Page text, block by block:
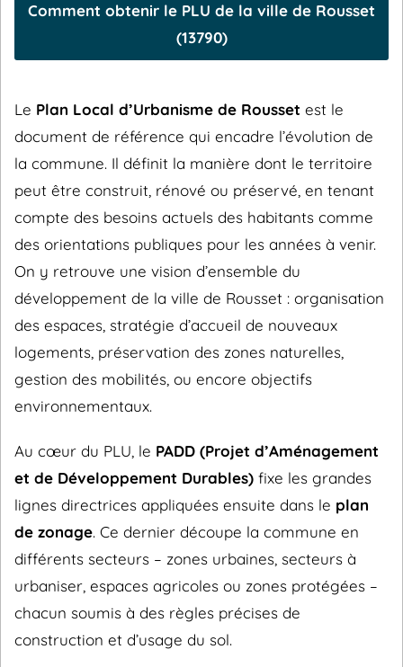
Comment obtenir le PLU de la ville de Rousset
(13790)
Le Plan Local d’Urbanisme de Rousset est le
document de référence qui encadre l’évolution de
la commune. Il définit la manière dont le territoire
peut être construit, rénové ou préservé, en tenant
compte des besoins actuels des habitants comme
des orientations publiques pour les années à venir.
On y retrouve une vision d’ensemble du
développement de la ville de Rousset : organisation
des espaces, stratégie d’accueil de nouveaux
logements, préservation des zones naturelles,
gestion des mobilités, ou encore objectifs
environnementaux.
Au cœur du PLU, le PADD (Projet d’Aménagement
et de Développement Durables) fixe les grandes
lignes directrices appliquées ensuite dans le plan
de zonage. Ce dernier découpe la commune en
différents secteurs – zones urbaines, secteurs à
urbaniser, espaces agricoles ou zones protégées –
chacun soumis à des règles précises de
construction et d’usage du sol.